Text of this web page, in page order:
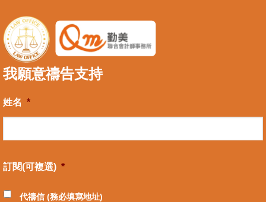
我願意禱告支持
姓名 *
訂閱(可複選) *
代禱信 (務必填寫地址)